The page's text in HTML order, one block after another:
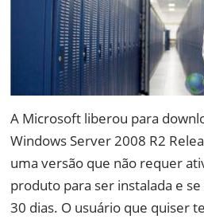
A Microsoft liberou para
Windows Server 2008 R2
uma versão que não requer
produto para ser instalada e
30 dias. O usuário que quiser